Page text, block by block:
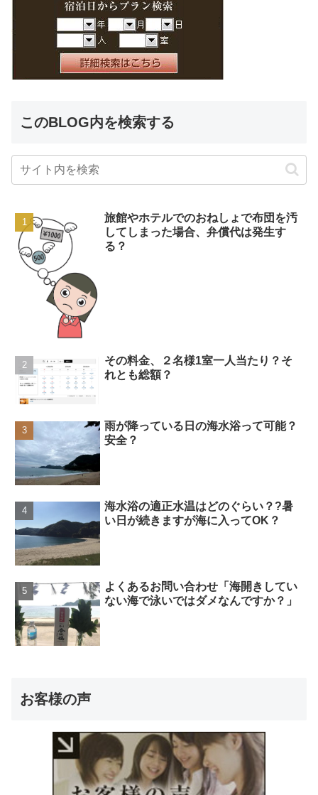
このBLOG内を検索する
旅館やホテルでのおねしょで布団を汚
してしまった場合、弁償代は発生す
る？
その料金、２名様1室一人当たり？そ
れとも総額？
雨が降っている日の海水浴って可能？
安全？
海水浴の適正水温はどのぐらい？?暑
い日が続きますが海に入ってOK？
よくあるお問い合わせ「海開きしてい
ない海で泳いではダメなんですか？」
お客様の声